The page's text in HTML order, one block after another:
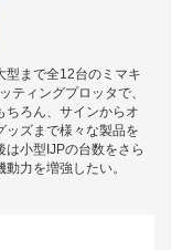
型まで全12台のミマキ
ティングプロッタで、
ちろん、サインからオ
ッズまで様々な製品を
は小型IJPの台数をさら
動力を増強したい。